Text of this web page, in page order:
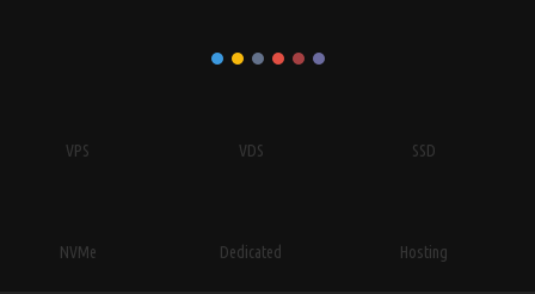
VPS VDS SSD
NVMe Dedicated Hosting